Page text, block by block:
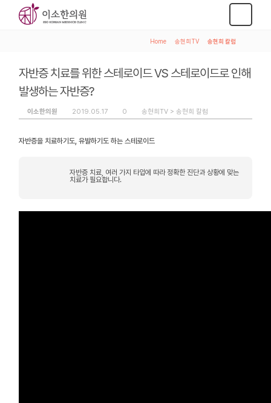
Home 송현희TV 송현희 칼럼
자반증 치료를 위한 스테로이드 VS 스테로이드로 인해
발생하는 자반증?
이소한의원 2019.05.17 0 송현희TV >송현희 칼럼
자반증을 치료하기도, 유발하기도 하는 스테로이드
자반증 치료, 여러 가지 타입에 따라 정확한 진단과 상황에 맞는
치료가 필요합니다.